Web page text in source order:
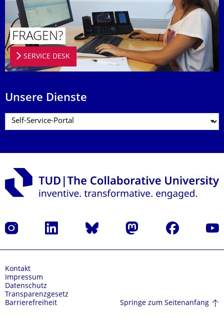
FRAGEN?
SERVICE DESK
Unsere Dienste
Instagram LinkedIn Bluesky Mastodon Facebook
Kontakt
Impressum
Datenschutz
Transparenzgesetz
Barrierefreiheit
Springe zum Seitenanfang